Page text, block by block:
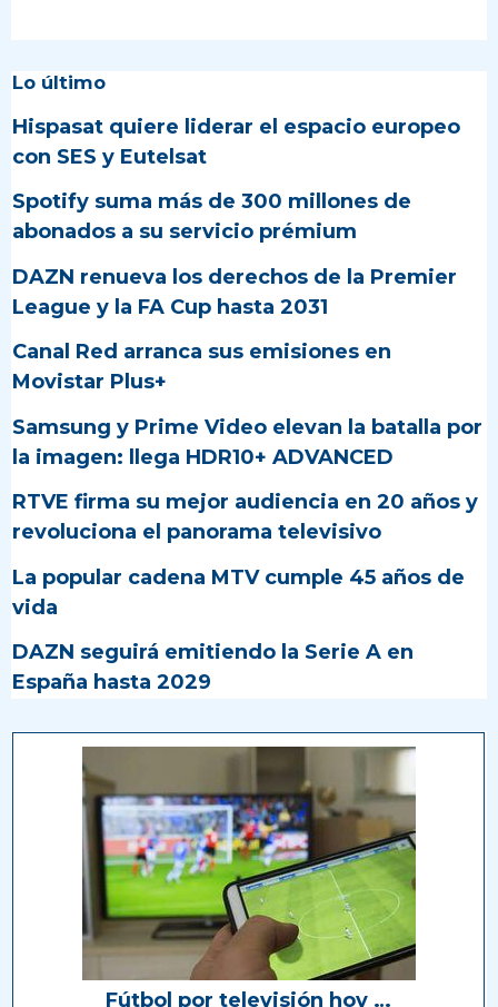
Lo último
Hispasat quiere liderar el espacio europeo
con SES y Eutelsat
Spotify suma más de 300 millones de
abonados a su servicio prémium
DAZN renueva los derechos de la Premier
League y la FA Cup hasta 2031
Canal Red arranca sus emisiones en
Movistar Plus+
Samsung y Prime Video elevan la batalla por
la imagen: llega HDR10+ ADVANCED
RTVE firma su mejor audiencia en 20 años y
revoluciona el panorama televisivo
La popular cadena MTV cumple 45 años de
vida
DAZN seguirá emitiendo la Serie A en
España hasta 2029
Fútbol por televisión hoy …